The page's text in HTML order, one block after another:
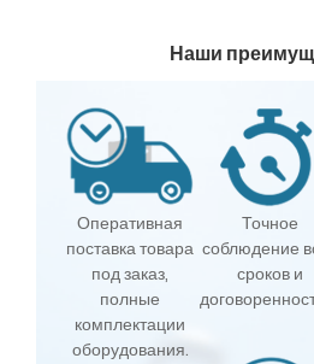
Наши
Оперативная
поставка товара
под заказ,
полные
комплектации
оборудования.
Точное
соблюдение
сроков и